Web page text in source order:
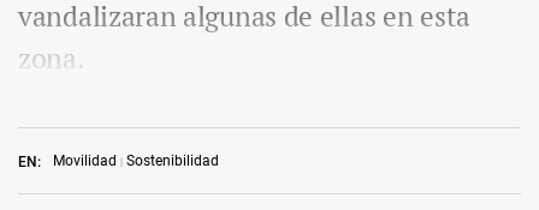
EN: Movilidad Sostenibilidad
vandalizaran algunas de ellas en esta
zona.